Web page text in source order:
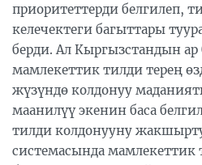
приоритеттерди белгилеп,
келечектеги багыттары
берди. Ал Кыргызстандын
мамлекеттик тилди терең
жүзүндө колдонуу
маанилүү экенин баса
тилди колдонууну
системасында мамлекеттик